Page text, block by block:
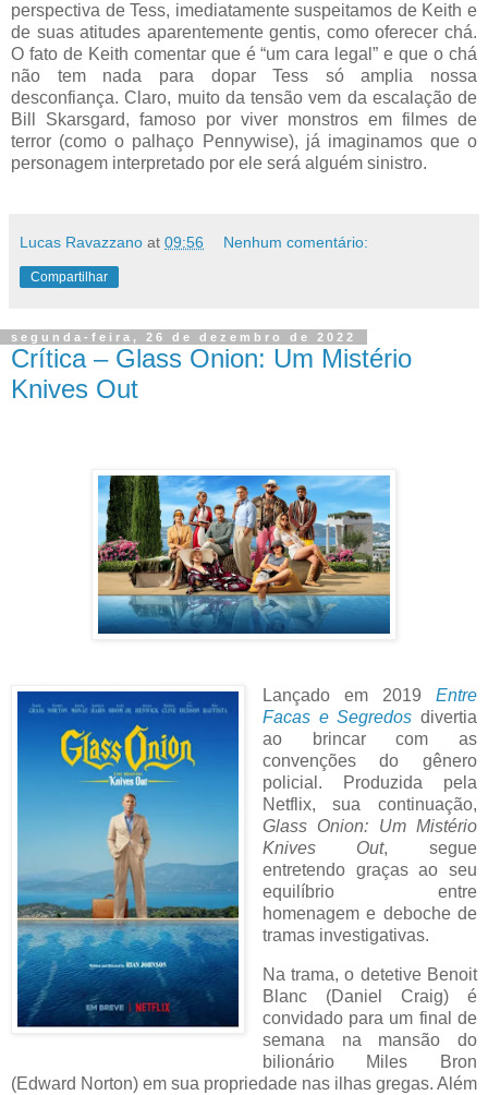
perspectiva de Tess, imediatamente suspeitamos de Keith e
de suas atitudes aparentemente gentis, como oferecer chá.
O fato de Keith comentar que é “um cara legal” e que o chá
não tem nada para dopar Tess só amplia nossa
desconfiança. Claro, muito da tensão vem da escalação de
Bill Skarsgard, famoso por viver monstros em filmes de
terror (como o palhaço Pennywise), já imaginamos que o
personagem interpretado por ele será alguém sinistro.
Lucas Ravazzano at 09:56 Nenhum comentário:
Compartilhar
segunda-feira, 26 de dezembro de 2022
Crítica – Glass Onion: Um Mistério
Knives Out
Lançado em 2019 Entre
Facas e Segredos divertia
ao brincar com as
convenções do gênero
policial. Produzida pela
Netflix, sua continuação,
Glass Onion: Um Mistério
Knives Out, segue
entretendo graças ao seu
equilíbrio entre
homenagem e deboche de
tramas investigativas.
Na trama, o detetive Benoit
Blanc (Daniel Craig) é
convidado para um final de
semana na mansão do
bilionário Miles Bron
(Edward Norton) em sua propriedade nas ilhas gregas. Além